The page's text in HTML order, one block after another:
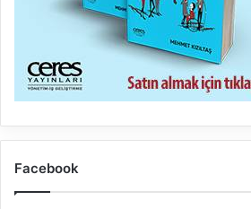
Facebook